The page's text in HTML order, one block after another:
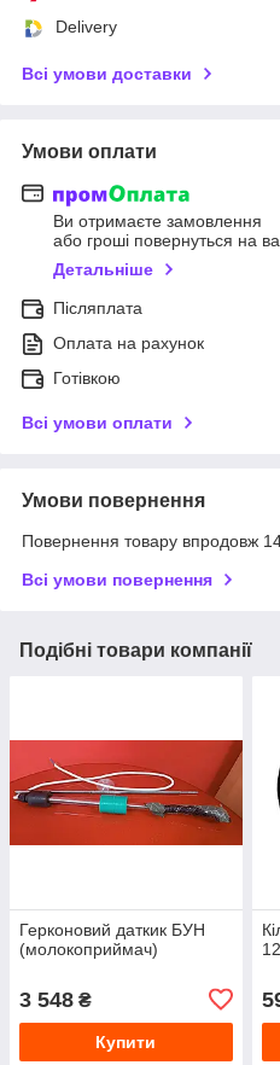
Delivery
Всі умови доставки
Умови оплати
Ви отримаєте замовлення
або гроші повернуться на
Детальніше
Післяплата
Оплата на рахунок
Готівкою
Всі умови оплати
Умови повернення
Повернення товару впродовж
Всі умови повернення
Подібні товари компанії
Герконовий даткик БУН
(молокоприймач)
3 548 ₴
Купити